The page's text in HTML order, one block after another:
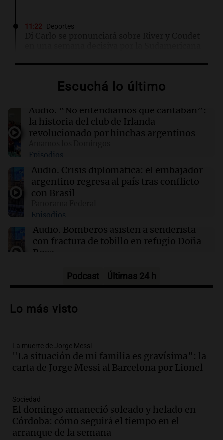
11:22 Deportes
Di Carlo se pronunciará sobre River y Coudet
Río, campo y sol: así son las medallas de los
11:12 Amamos los Domingos
Córdoba espera a León XIV con el recuerdo del
mirada"
11:07 Sociedad
Inauguraron el Invencible Arena, sede de los
Escuchá lo último
Audio. “No entendíamos qué cantaban”:
la historia del club de Irlanda
revolucionado por hinchas argentinos
Episodios
Audio. Crisis diplomática: el embajador
argentino regresa al país tras conflicto
con Brasil
Episodios
Audio. Bomberos asisten a senderista
con fractura de tobillo en refugio Doña
Rosa
Audio.Amaycha del Valle avanza en
con nueva tecnología médica
Audio.Suspenden descuento en SUBE y
aumentan tarifas del SUBTE en Buenos
Aires desde agosto
Episodios
Audio.Kicillof critica la desregulación
financiera y el aumento de la morosidad
en Buenos Aires
Podcast Últimas 24 h
Lo más visto
La muerte de Jorge Messi
"La situación de mi familia es gravísima": la
carta de Jorge Messi al Barcelona por Lionel
Sociedad
El domingo amaneció soleado y helado en
Córdoba: cómo seguirá el tiempo en el
arranque de la semana